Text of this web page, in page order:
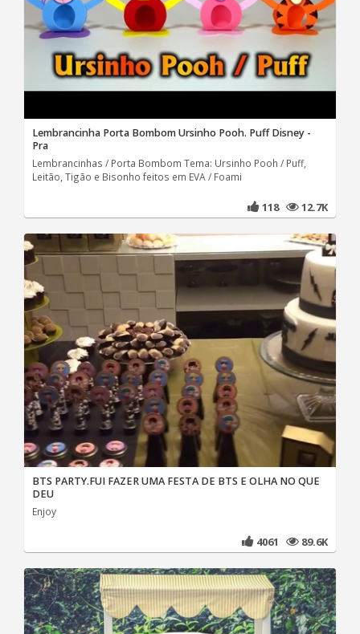
Lembrancinha Porta Bombom Ursinho Pooh. Puff Disney -
Pra
Lembrancinhas / Porta Bombom Tema: Ursinho Pooh / Puff,
Leitão, Tigão e Bisonho feitos em EVA / Foami
118 12.7K
BTS PARTY.FUI FAZER UMA FESTA DE BTS E OLHA NO QUE
DEU
Enjoy
4061 89.6K